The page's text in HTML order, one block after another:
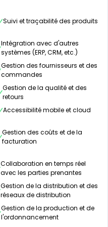
Suivi et traçabilité des produits
Intégration avec d'autres
systèmes (ERP, CRM, etc.)
Gestion des fournisseurs et des
commandes
Gestion de la qualité et des
retours
Accessibilité mobile et cloud
Gestion des coûts et de la
facturation
Collaboration en temps réel
avec les parties prenantes
Gestion de la distribution et des
réseaux de distribution
Gestion de la production et de
l'ordonnancement